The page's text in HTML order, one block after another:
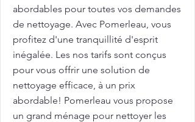
abordables pour toutes vos demandes
de nettoyage. Avec Pomerleau, vous
profitez d'une tranquillité d'esprit
inégalée. Les nos tarifs sont conçus
pour vous offrir une solution de
nettoyage efficace, à un prix
abordable! Pomerleau vous propose
un grand ménage pour nettoyer les